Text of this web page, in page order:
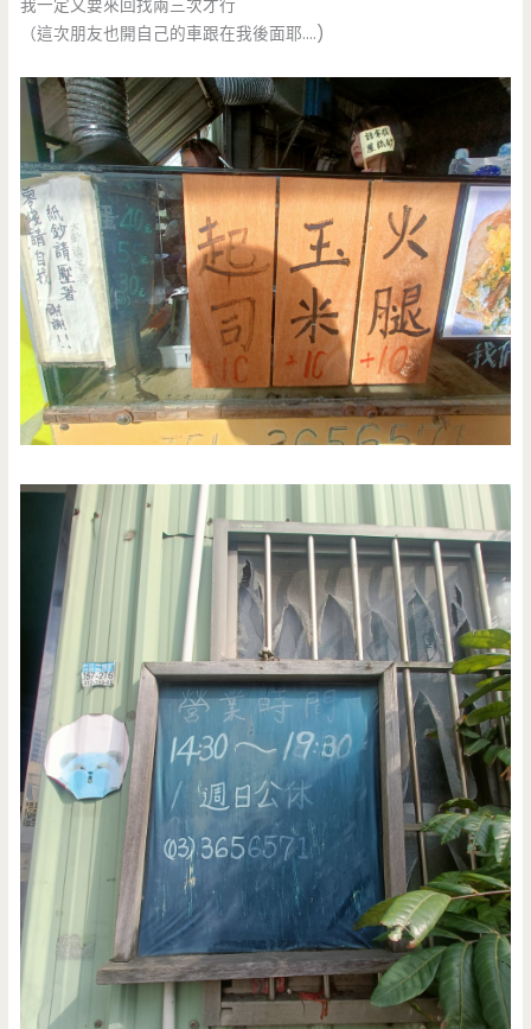
我一定又要來回找兩三次才行
（這次朋友也開自己的車跟在我後面耶….)